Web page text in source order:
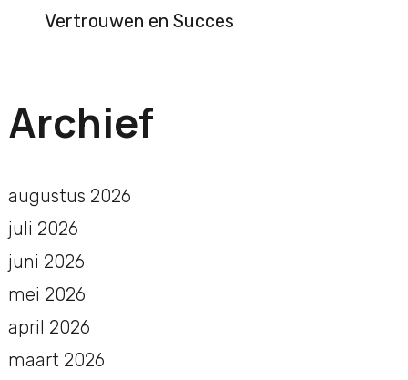
Vertrouwen en Succes
Archief
augustus 2026
juli 2026
juni 2026
mei 2026
april 2026
maart 2026